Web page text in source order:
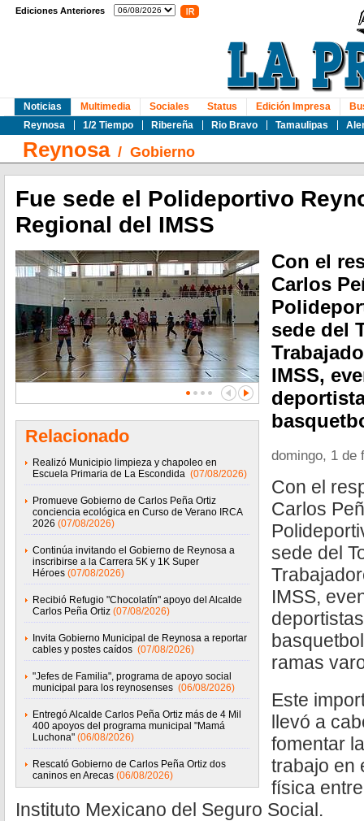
Ediciones Anteriores
Noticias
Reynosa
1/2 Tiempo Ribereña Rio Bravo Tamaulipas
Multimedia Sociales Status Edición Impresa
Reynosa/ Gobierno
Fue sede el Polideportivo
Regional del IMSS
Relacionado
Realizó Municipio limpieza y chapoleo en
Escuela Primaria de La Escondida (07/08/2026)
Promueve Gobierno de Carlos Peña Ortiz
conciencia ecológica en Curso de Verano IRCA
2026 (07/08/2026)
Continúa invitando el Gobierno de Reynosa a
inscribirse a la Carrera 5K y 1K Super
Héroes (07/08/2026)
Recibió Refugio "Chocolatín" apoyo del Alcalde
Carlos Peña Ortiz (07/08/2026)
Invita Gobierno Municipal de Reynosa a reportar
cables y postes caídos (07/08/2026)
"Jefes de Familia", programa de apoyo social
municipal para los reynosenses (06/08/2026)
Entregó Alcalde Carlos Peña Ortiz más de 4 Mil
400 apoyos del programa municipal "Mamá
Luchona" (06/08/2026)
Rescató Gobierno de Carlos Peña Ortiz dos
caninos en Arecas (06/08/2026)
Con el
Carlos
sede del
IMSS,
domingo, 1 de
Con el
Carlos
sede del
IMSS,
ramas
Este
llevó a
fomentar
trabajo en
física
Instituto Mexicano del Seguro Social.